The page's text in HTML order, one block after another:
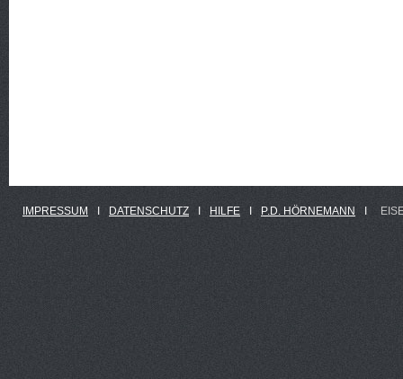
IMPRESSUM DATENSCHUTZ HILFE P.D. HÖRNEMANN